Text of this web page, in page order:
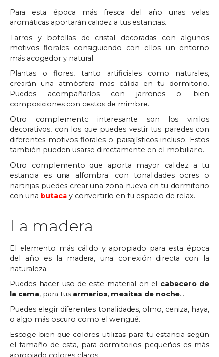
Para esta época más fresca del año unas velas
aromáticas aportarán calidez a tus estancias.
Tarros y botellas de cristal decoradas con algunos
motivos florales consiguiendo con ellos un entorno
más acogedor y natural.
Plantas o flores, tanto artificiales como naturales,
crearán una atmósfera más cálida en tu dormitorio.
Puedes acompañarlos con jarrones o bien
composiciones con cestos de mimbre.
Otro complemento interesante son los vinilos
decorativos, con los que puedes vestir tus paredes con
diferentes motivos florales o paisajísticos incluso. Estos
también pueden usarse directamente en el mobiliario.
Otro complemento que aporta mayor calidez a tu
estancia es una alfombra, con tonalidades ocres o
naranjas puedes crear una zona nueva en tu dormitorio
con una butaca y convertirlo en tu espacio de relax.
La madera
El elemento más cálido y apropiado para esta época
del año es la madera, una conexión directa con la
naturaleza.
Puedes hacer uso de este material en el cabecero de
la cama, para tus armarios, mesitas de noche…
Puedes elegir diferentes tonalidades, olmo, ceniza, haya,
o algo más oscuro como el wengué.
Escoge bien que colores utilizas para tu estancia según
el tamaño de esta, para dormitorios pequeños es más
apropiado colores claros.